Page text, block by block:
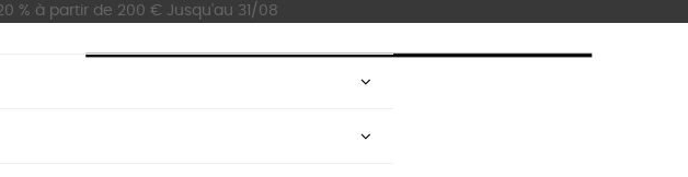
20 % à partir de 200 € Jusqu'au 31/08